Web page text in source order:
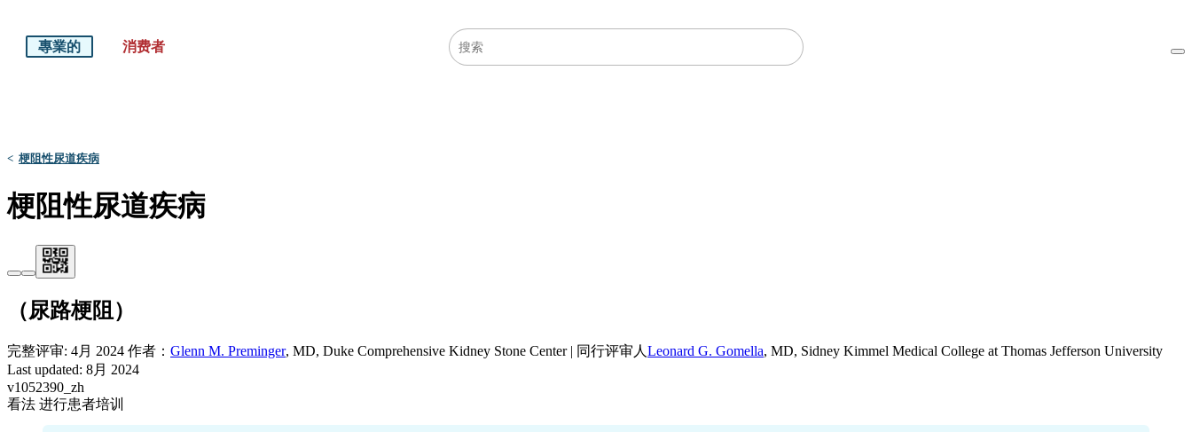
專業的 消费者
< 梗阻性尿道疾病
梗阻性尿道疾病
（尿路梗阻）
完整评审: 4月 2024 作者： Glenn M. Preminger, MD, Duke Comprehensive Kidney Stone Center| 同行评审人 Leonard G. Gomella, MD, Sidney Kimmel Medical College at Thomas Jefferson University
Last updated: 8月 2024
v1052390_zh
看法 进行患者培训